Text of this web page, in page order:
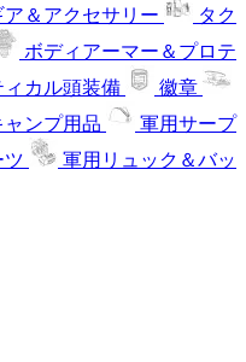
＆アクセサリー
タク
ボディアーマー＆プロテ
ィカル頭装備
徽章
ャンプ用品
軍用サープ
ツ
軍用リュック＆バッ